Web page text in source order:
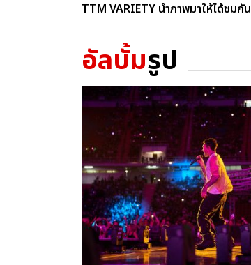
TTM VARIETY นำภาพมาให้ได้ชมกัน
อัลบั้มรูป